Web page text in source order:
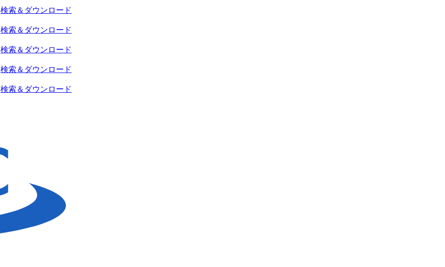
検索＆ダウンロード
検索＆ダウンロード
検索＆ダウンロード
検索＆ダウンロード
検索＆ダウンロード